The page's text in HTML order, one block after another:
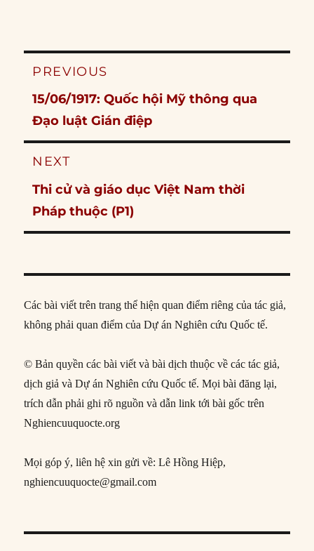
Post
PREVIOUS
Previous
post:
15/06/1917: Quốc hội Mỹ thông qua
Đạo luật Gián điệp
NEXT
Next
post:
Thi cử và giáo dục Việt Nam thời
Pháp thuộc (P1)
Các bài viết trên trang thể hiện quan điểm riêng của tác giả,
không phải quan điểm của Dự án Nghiên cứu Quốc tế.
© Bản quyền các bài viết và bài dịch thuộc về các tác giả,
dịch giả và Dự án Nghiên cứu Quốc tế. Mọi bài đăng lại,
trích dẫn phải ghi rõ nguồn và dẫn link tới bài gốc trên
Nghiencuuquocte.org
Mọi góp ý, liên hệ xin gửi về: Lê Hồng Hiệp,
nghiencuuquocte@gmail.com